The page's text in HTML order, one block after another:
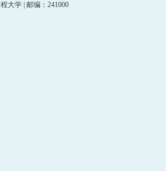
程大学 | 邮编：241000